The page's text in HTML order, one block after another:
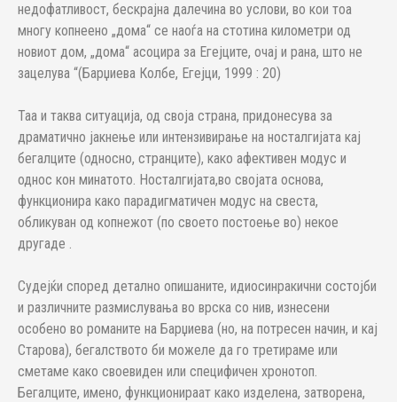
недофатливост, бескрајна далечина во услови, во кои тоа
многу копнеено „дома“ се наоѓа на стотина километри од
новиот дом, „дома“ асоцира за Егејците, очај и рана, што не
зацелува “(Барџиева Колбе, Егејци, 1999 : 20)
Таа и таква ситуација, од своја страна, придонесува за
драматично јакнење или интензивирање на носталгијата кај
бегалците (односно, странците), како афективен модус и
однос кон минатото. Носталгијата,во својата основа,
функционира како парадигматичен модус на свеста,
обликуван од копнежот (по своето постоење во) некое
другаде .
Судејќи според детално опишаните, идиосинракични состојби
и различните размислувања во врска со нив, изнесени
особено во романите на Барџиева (но, на потресен начин, и кај
Старова), бегалството би можеле да го третираме или
сметаме како своевиден или специфичен хронотоп.
Бегалците, имено, функционираат како изделена, затворена,